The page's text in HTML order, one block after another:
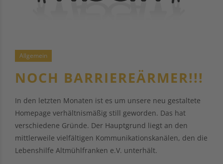
Allgemein
NOCH BARRIEREÄRMER!!!
In den letzten Monaten ist es um unsere neu gestaltete
Homepage verhältnismäßig still geworden. Das hat
verschiedene Gründe. Der Hauptgrund liegt an den
mittlerweile vielfältigen Kommunikationskanälen, den die
Lebenshilfe Altmühlfranken e.V. unterhält.